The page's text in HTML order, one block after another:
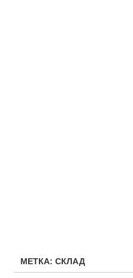
МЕТКА: СКЛАД